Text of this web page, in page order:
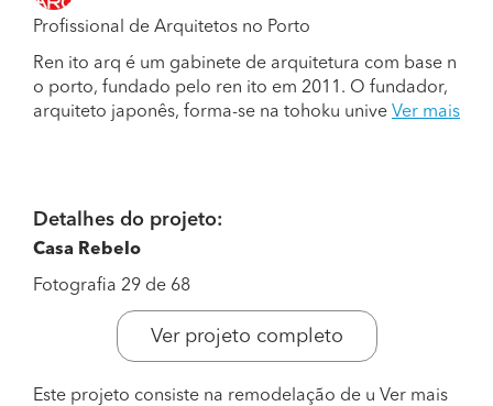
Profissional de Arquitetos no Porto
Ren ito arq é um gabinete de arquitetura com base n
o porto, fundado pelo ren ito em 2011. O fundador,
arquiteto japonês, forma-se na tohoku unive Ver mais
Detalhes do projeto:
Casa Rebelo
Fotografia 29 de 68
Ver projeto completo
Este projeto consiste na remodelação de u Ver mais